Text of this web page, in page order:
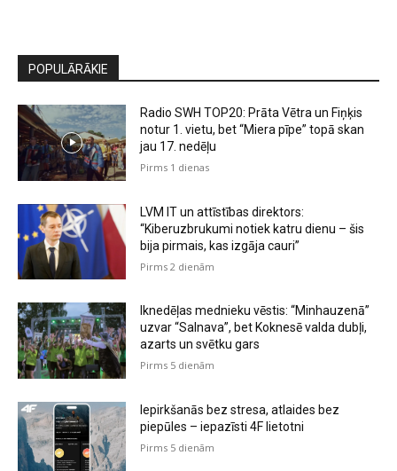
POPULĀRĀKIE
Radio SWH TOP20: Prāta Vētra un Fiņķis
notur 1. vietu, bet “Miera pīpe” topā skan
jau 17. nedēļu
Pirms 1 dienas
LVM IT un attīstības direktors:
“Kiberuzbrukumi notiek katru dienu – šis
bija pirmais, kas izgāja cauri”
Pirms 2 dienām
Iknedēļas mednieku vēstis: “Minhauzenā”
uzvar “Salnava”, bet Koknesē valda dubļi,
azarts un svētku gars
Pirms 5 dienām
Iepirkšanās bez stresa, atlaides bez
piepūles – iepazīsti 4F lietotni
Pirms 5 dienām